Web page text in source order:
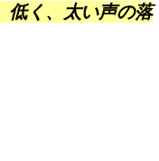
低く、太い声の落